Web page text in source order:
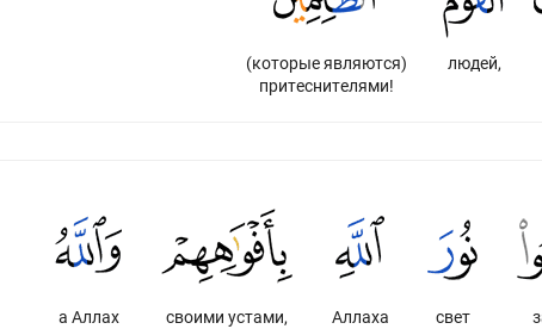
людей,
(которые являются)
притеснителями!
свет
Аллаха
своими устами,
а Аллах